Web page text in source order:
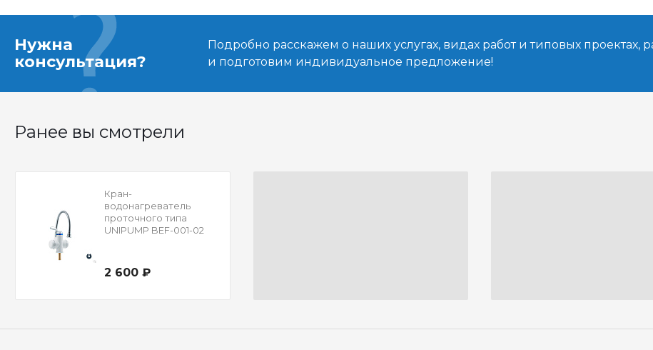
Нужна
консультация?
Подробно расскажем о наших услугах, видах работ и типовых проектах,
и подготовим индивидуальное предложение!
Ранее вы смотрели
Кран-
водонагреватель
проточного типа
UNIPUMP BEF-001-02
2 600 ₽